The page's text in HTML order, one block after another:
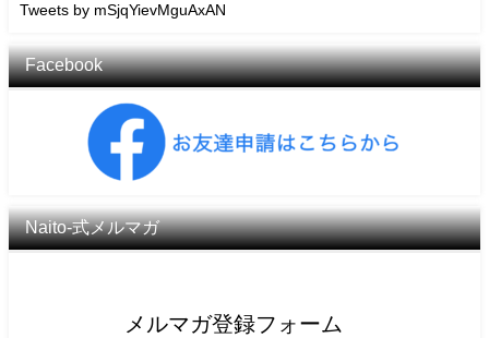
Tweets by mSjqYievMguAxAN
Facebook
Naito-式メルマガ
メルマガ登録フォーム